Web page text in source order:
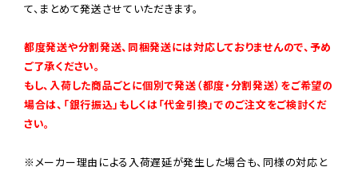
て、まとめて発送させていただきます。
都度発送や分割発送、同梱発送には対応しておりませんので、予め
ご了承ください。
もし、入荷した商品ごとに個別で発送（都度・分割発送）をご希望の
場合は、「銀行振込」もしくは「代金引換」でのご注文をご検討くだ
さい。
※メーカー理由による入荷遅延が発生した場合も、同様の対応と